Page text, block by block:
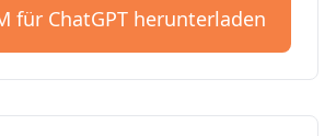
für ChatGPT herunterladen